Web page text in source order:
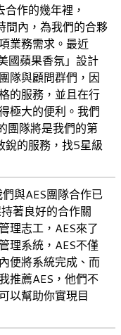
合作的幾年裡，
間內，為我們的合夥
業務需求。最近
國蘋果香氛」設計
隊與顧問群們，因
的服務，並且在行
極大的便利。我們
團隊將是我們的第
銳的服務，找5星級
們與AES團隊合作已
著良好的合作關
理志工，AES來了
理系統，AES不僅
便將系統完成、而
推薦AES，他們不
以幫助你實現目